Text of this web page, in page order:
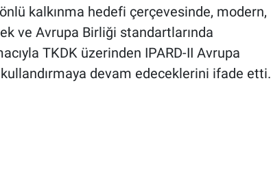
kalkınma hedefi çerçevesinde, modern,
ve Avrupa Birliği standartlarında
TKDK üzerinden IPARD-II Avrupa
devam edeceklerini ifade etti.